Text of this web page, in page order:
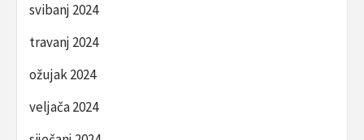
svibanj 2024
travanj 2024
ožujak 2024
veljača 2024